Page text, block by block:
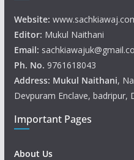
Website:
Editor: Mukul Naithani
Email:
Ph. No. 9761618043
Address: Mukul Naithani,
Devpuram Enclave, badripur,
Important Pages
About Us